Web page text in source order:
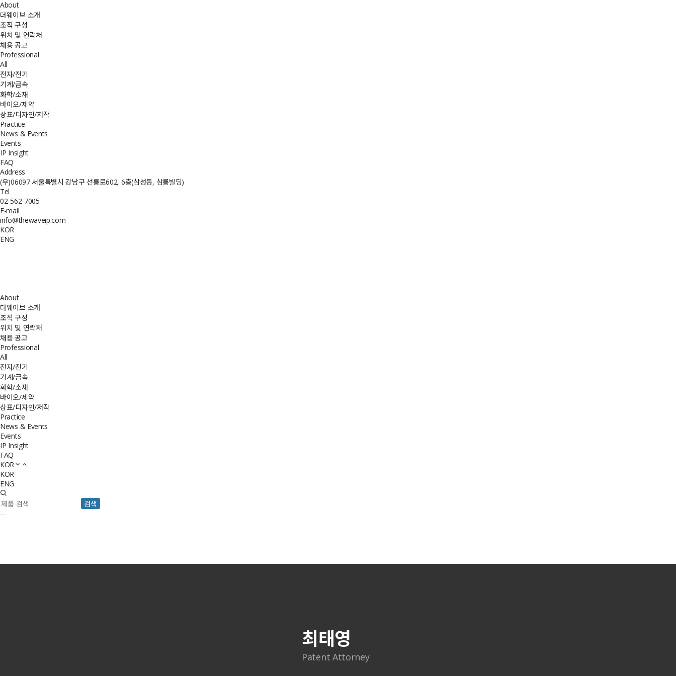
About
더웨이브 소개
조직 구성
위치 및 연락처
채용 공고
Professional
All
전자/전기
기계/금속
화학/소재
바이오/제약
상표/디자인/저작
Practice
News & Events
Events
IP Insight
FAQ
Address
(우)06097 서울특별시 강남구 선릉로602, 6층(삼성동, 삼릉빌딩)
Tel
02-562-7005
E-mail
info@thewaveip.com
KOR
ENG
About
더웨이브 소개
조직 구성
위치 및 연락처
채용 공고
Professional
All
전자/전기
기계/금속
화학/소재
바이오/제약
상표/디자인/저작
Practice
News & Events
Events
IP Insight
FAQ
KOR
KOR
ENG
검색
최태영
Patent Attorney